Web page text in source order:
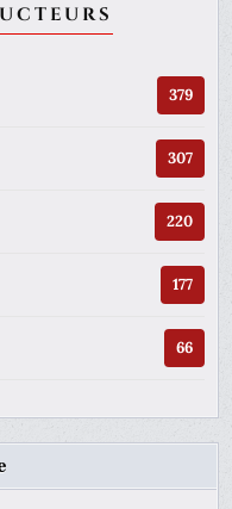
379
307
220
177
66